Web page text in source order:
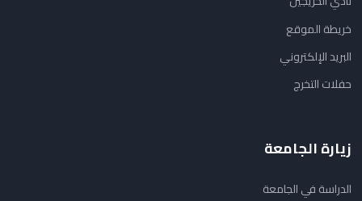
خريطة الموقع
البريد الإلكتروني
حفلات التخرج
زيارة الجامعة
الدراسة في الجامعة